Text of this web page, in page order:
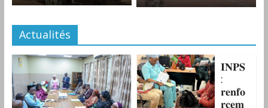
Actualités
𝐈𝐍𝐏𝐒
:
𝐫𝐞𝐧𝐟𝐨
𝐫𝐜𝐞𝐦